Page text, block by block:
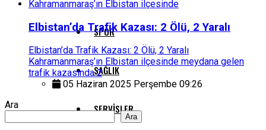
SPOR
SAĞLIK
SERVISLER
Elbistan’da Trafik Kazası: 2 Ölü, 2 Yaralı
Elbistan’da Trafik Kazası: 2 Ölü, 2 Yaralı
Kahramanmaraş’ın Elbistan ilçesinde meydana gelen
trafik kazasında 2
05 Haziran 2025 Perşembe 09:26
Ara
Ara